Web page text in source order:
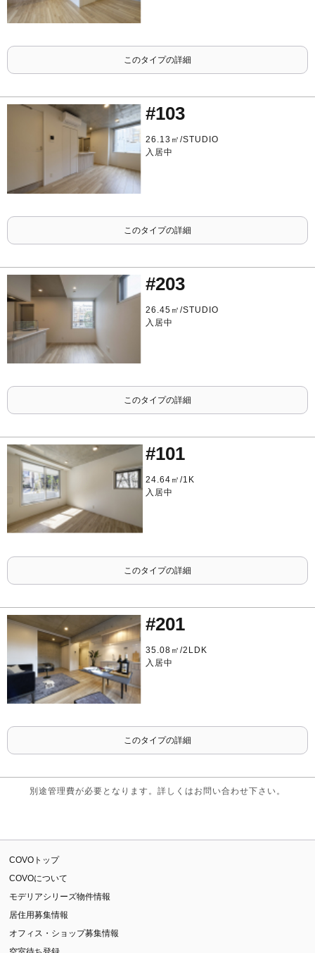
このタイプの詳細
#103
26.13㎡/STUDIO
入居中
このタイプの詳細
#203
26.45㎡/STUDIO
入居中
このタイプの詳細
#101
24.64㎡/1K
入居中
このタイプの詳細
#201
35.08㎡/2LDK
入居中
このタイプの詳細
別途管理費が必要となります。詳しくはお問い合わせ下さい。
COVOトップ
COVOについて
モデリアシリーズ物件情報
居住用募集情報
オフィス・ショップ募集情報